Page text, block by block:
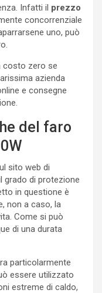
Infatti il prezzo
concorrenziale
uno, può
costo zero se
azienda
e consegne
del faro
sito web di
grado di protezione
in questione è
non a caso, la
Come si può
di una durata
particolarmente
essere utilizzato
estreme di caldo,